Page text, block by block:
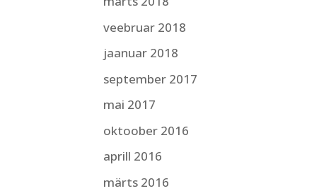
veebruar 2018
jaanuar 2018
september 2017
mai 2017
oktoober 2016
aprill 2016
märts 2016